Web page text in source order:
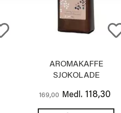
AROMAKAFFE
SJOKOLADE
169,00 Medl. 118,30